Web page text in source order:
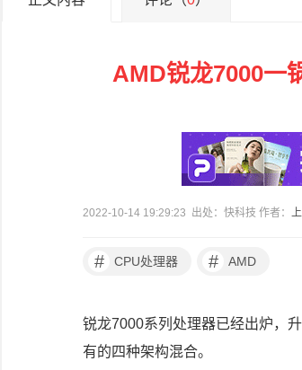
AMD锐龙7000一
2022-10-14 19:29:23 出处：快科技 作者：
# CPU处理器 # AMD
锐龙7000系列处理器已经出炉，
有的四种架构混合。